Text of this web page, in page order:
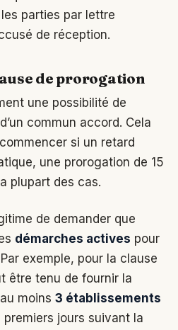
parties par lettre
de réception.
de prorogation
une possibilité de
d’un commun accord. Cela
si un retard
une prorogation de 15
plupart des cas.
de demander que
démarches actives pour
exemple, pour la clause
être tenu de fournir la
moins 3 établissements
premiers jours suivant la